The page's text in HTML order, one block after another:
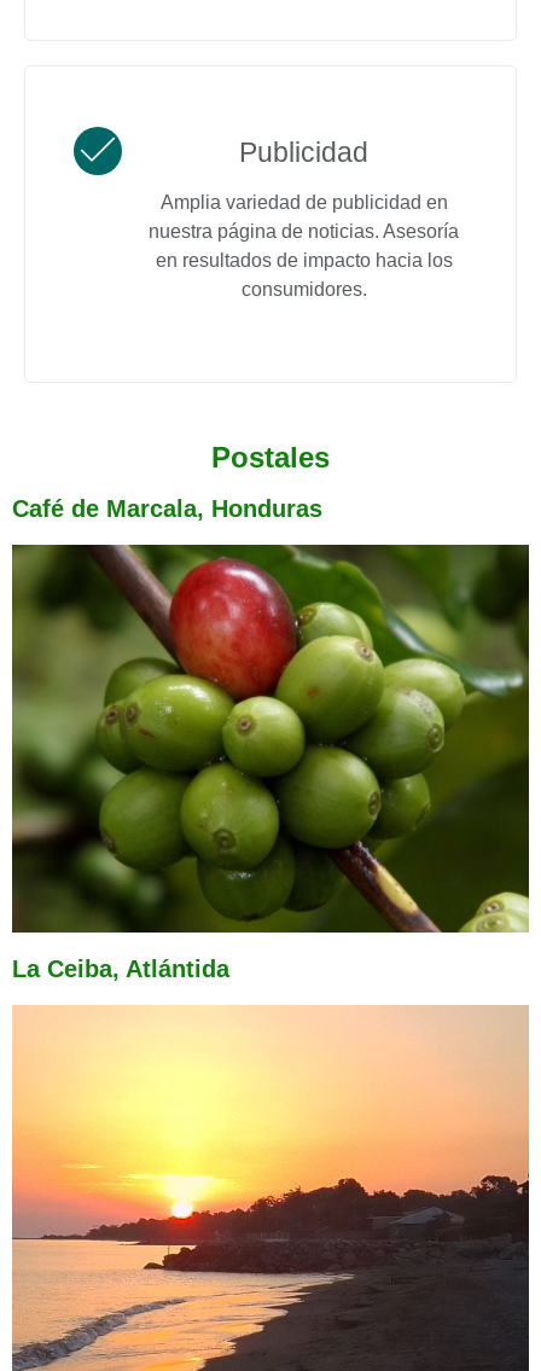
Publicidad
Amplia variedad de publicidad en
nuestra página de noticias. Asesoría
en resultados de impacto hacia los
consumidores.
Postales
Café de Marcala, Honduras
La Ceiba, Atlántida